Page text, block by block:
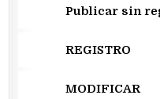
Publicar sin
REGISTRO
MODIFICAR